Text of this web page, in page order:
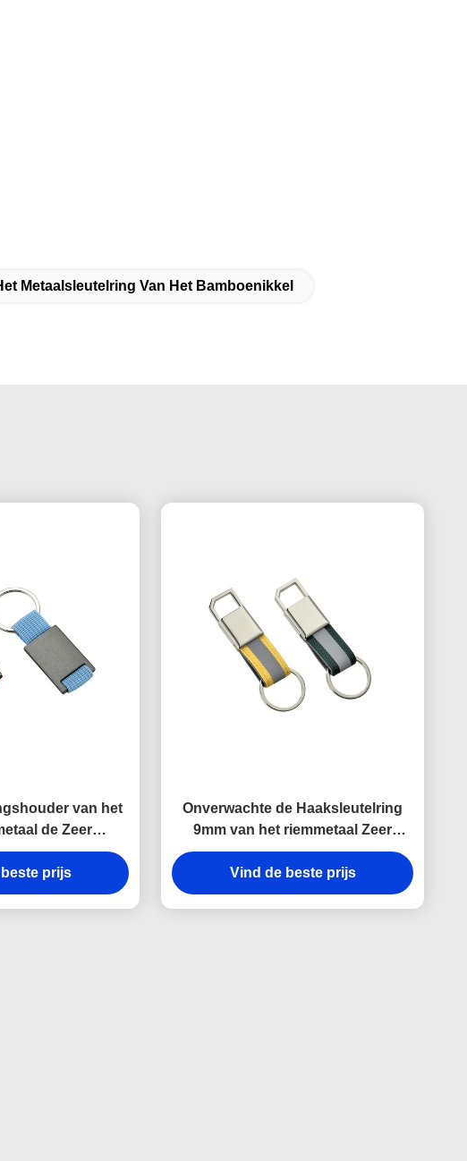
Metaalsleutelring Van Het Bamboenikkel
van het
de Zeer
de Lasergravure
prijs
Onverwachte de Haaksleutelring
9mm van het riemmetaal Zeer
belangrijke de
Houdersherinneringen van het
Dikte Heldere Canvas
Vind de beste prijs